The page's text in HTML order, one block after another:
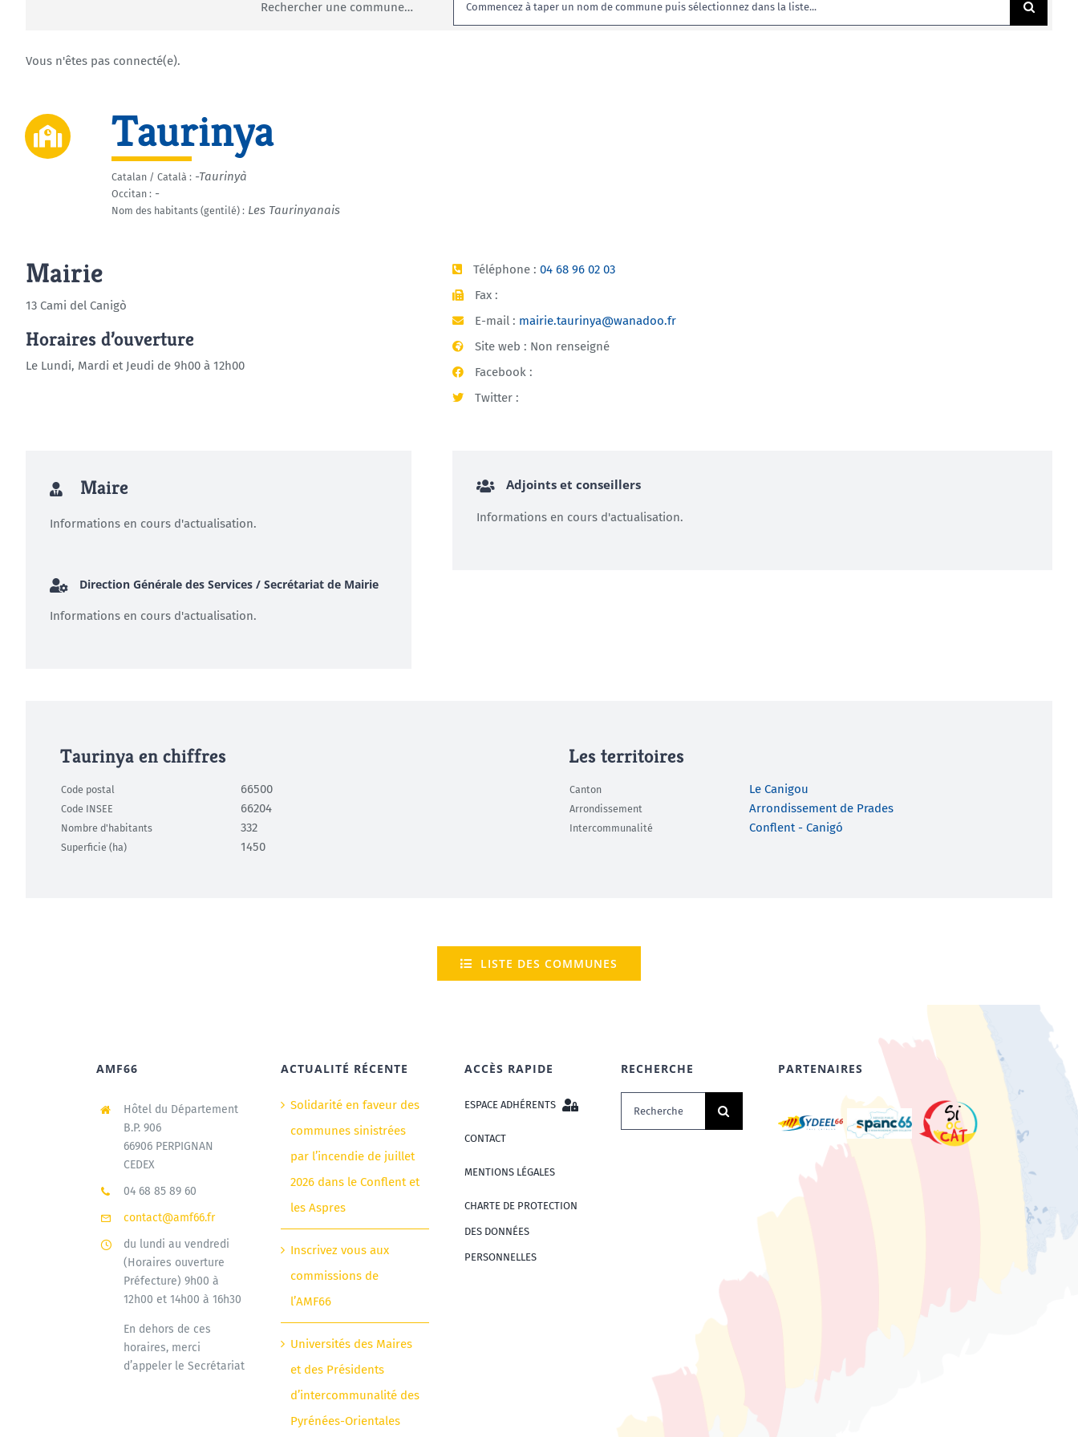
Rechercher une commune…
Vous n'êtes pas connecté(e).
Taurinya
Catalan / Català : -Taurinyà
Occitan : -
Nom des habitants (gentilé) : Les Taurinyanais
Mairie
13 Cami del Canigò
Horaires d’ouverture
Le Lundi, Mardi et Jeudi de 9h00 à 12h00
Téléphone :04 68 96 02 03
Fax :
E-mail : mairie.taurinya@wanadoo.fr
Site web : Non renseigné
Facebook :
Twitter :
Maire
Informations en cours d'actualisation.
Direction Générale des Services / Secrétariat de Mairie
Informations en cours d'actualisation.
Adjoints et conseillers
Informations en cours d'actualisation.
Taurinya en chiffres
Code postal 66500
Code INSEE 66204
Nombre d'habitants 332
Superficie (ha) 1450
Les territoires
Canton Le Canigou
Arrondissement Arrondissement de Prades
Intercommunalité Conflent - Canigó
LISTE DES COMMUNES
AMF66
Hôtel du Département
B.P. 906
66906 PERPIGNAN
CEDEX
04 68 85 89 60
contact@amf66.fr
du lundi au vendredi
(Horaires ouverture
Préfecture) 9h00 à
12h00 et 14h00 à 16h30
En dehors de ces
horaires, merci
d’appeler le Secrétariat
ACTUALITÉ RÉCENTE
Solidarité en faveur des
communes sinistrées
par l’incendie de juillet
2026 dans le Conflent et
les Aspres
Inscrivez vous aux
commissions de
l’AMF66
Universités des Maires
et des Présidents
d’intercommunalité des
Pyrénées-Orientales
ACCÈS RAPIDE
ESPACE ADHÉRENTS
CONTACT
MENTIONS LÉGALES
CHARTE DE PROTECTION
DES DONNÉES
PERSONNELLES
RECHERCHE
Rechercher:
PARTENAIRES